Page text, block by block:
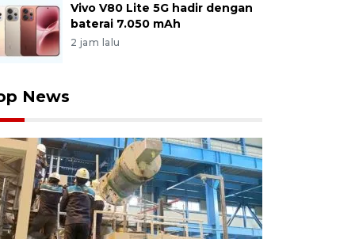
Vivo V80 Lite 5G hadir dengan
baterai 7.050 mAh
2 jam lalu
News